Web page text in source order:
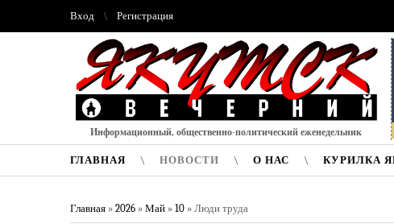
Вход Регистрация
Информационный, общественно-политический еженедельник
ГЛАВНАЯ НОВОСТИ О НАС КУРИЛКА
Главная » 2026 » Май » 10 » Люди труда